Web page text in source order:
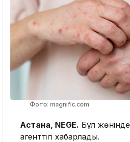
Фото: magnific.com
Астана, NEGE. Бұл жөнінде
агенттігі хабарлады.